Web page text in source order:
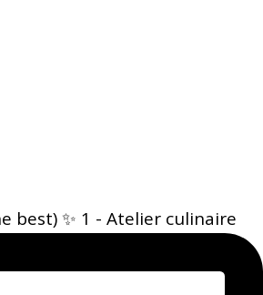
best) ✨ 1 - Atelier culinaire